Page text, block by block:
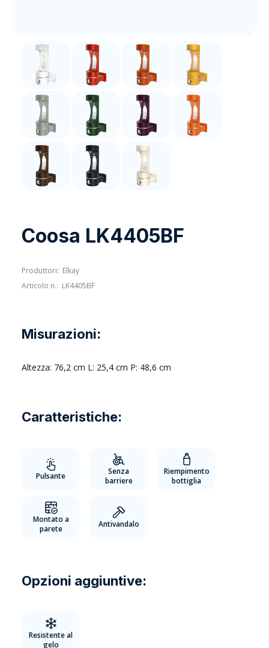
Coosa LK4405BF
Produttori: Elkay
Articolo n.: LK4405BF
Misurazioni:
Altezza: 76,2 cm L: 25,4 cm P: 48,6 cm
Caratteristiche:
Pulsante
Senza
barriere
Riempimento
bottiglia
Montato a
parete
Antivandalo
Opzioni aggiuntive:
Resistente al
gelo